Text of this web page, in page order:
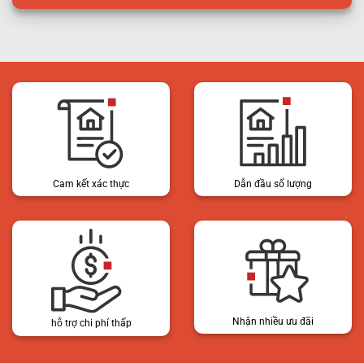
Cam kết xác thực Dẫn đầu số lượng
hỗ trợ chi phí thấp Nhận nhiều ưu đãi